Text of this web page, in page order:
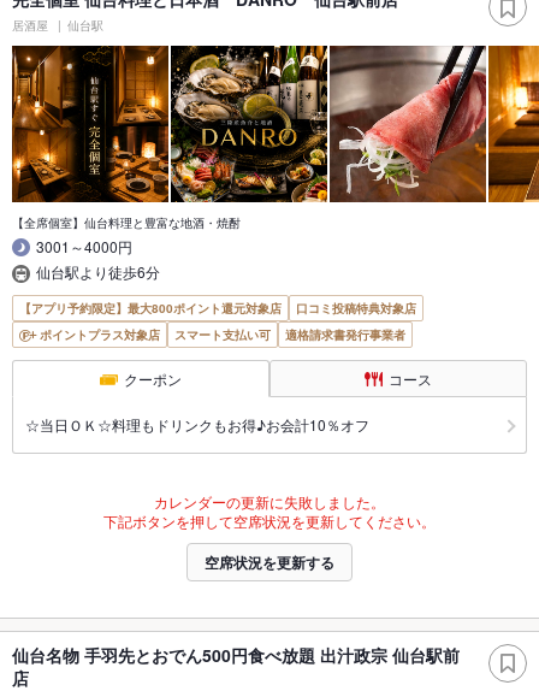
居酒屋 仙台駅
【全席個室】仙台料理と豊富な地酒・焼酎
3001～4000円
仙台駅より徒歩6分
【アプリ予約限定】最大800ポイント還元対象店
口コミ投稿特典対象店
ポイントプラス対象店
スマート支払い可 適格請求書発行事業者
クーポン コース
☆当日ＯＫ☆料理もドリンクもお得♪お会計10％オフ
カレンダーの更新に失敗しました。
下記ボタンを押して空席状況を更新してください。
空席状況を更新する
仙台名物 手羽先とおでん500円食べ放題 出汁政宗 仙台駅前
店